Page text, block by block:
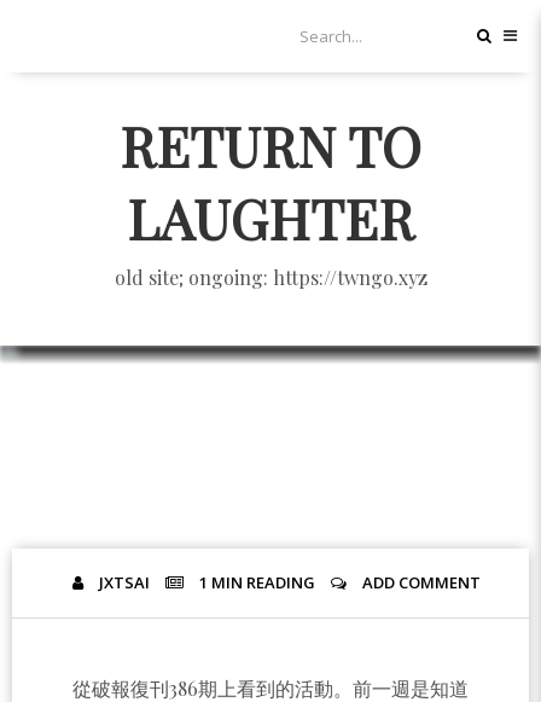
RETURN TO
LAUGHTER
old site; ongoing: https://twngo.xyz
JXTSAI 1 MIN READING ADD COMMENT
從破報復刊386期上看到的活動。前一週是知道